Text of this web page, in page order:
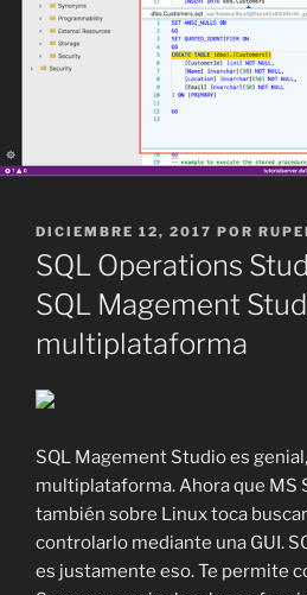
PUBLICADO
EL
DICIEMBRE 12, 2017 POR
SQL Operations
SQL Magement
multiplataforma
SQL Magement Studio es
multiplataforma. Ahora que MS
también sobre Linux toca
controlarlo mediante una GUI.
es justamente eso. Te permite